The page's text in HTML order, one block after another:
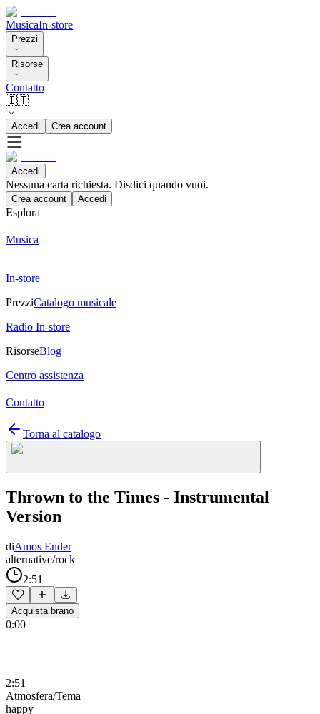
MusicaIn-store
Prezzi
Risorse
Contatto
🇮🇹
Accedi Crea account
Accedi
Nessuna carta richiesta. Disdici quando vuoi.
Crea account Accedi
Esplora
Musica
In-store
PrezziCatalogo musicale
Radio In-store
RisorseBlog
Centro assistenza
Contatto
Torna al catalogo
Thrown to the Times - Instrumental
Version
diAmos Ender
alternative/rock
2:51
Acquista brano
0:00
2:51
Atmosfera/Tema
happy